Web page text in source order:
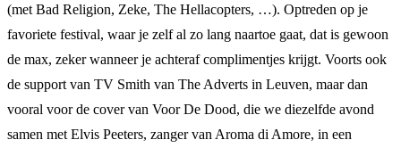
(met Bad Religion, Zeke, The Hellacopters, …). Optreden op je
favoriete festival, waar je zelf al zo lang naartoe gaat, dat is gewoon
de max, zeker wanneer je achteraf complimentjes krijgt. Voorts ook
de support van TV Smith van The Adverts in Leuven, maar dan
vooral voor de cover van Voor De Dood, die we diezelfde avond
samen met Elvis Peeters, zanger van Aroma di Amore, in een